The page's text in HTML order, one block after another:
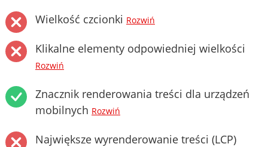
Wielkość czcionki Rozwiń
Klikalne elementy odpowiedniej wielkości
Rozwiń
Znacznik renderowania treści dla urządzeń
mobilnych Rozwiń
Największe wyrenderowanie treści (LCP)